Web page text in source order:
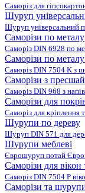
Саморіз для
Шуруп
Шуруп універсальний
Саморізи по металу
Саморіз DIN 6928 по
Саморізи по
Саморіз DIN 7504 K з
Саморізи з
Саморіз DIN 968 з
Саморізи для
Саморіз для кріплення
Шурупи по дереву
Шуруп DIN 571 для
Шурупи меблеві
Єврошуруп потай
Саморізи для
Саморіз DIN 7504 P
Саморізи та